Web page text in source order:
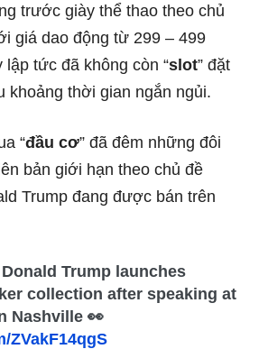
trước giày thể thao theo chủ
giá dao động từ 299 – 499
lập tức đã không còn “slot” đặt
khoảng thời gian ngắn ngủi.
“đầu cơ” đã đêm những đôi
bản giới hạn theo chủ đề
Trump đang được bán trên
Trump launches
collection after speaking at
Nashville 👀
ZVakF14qgS